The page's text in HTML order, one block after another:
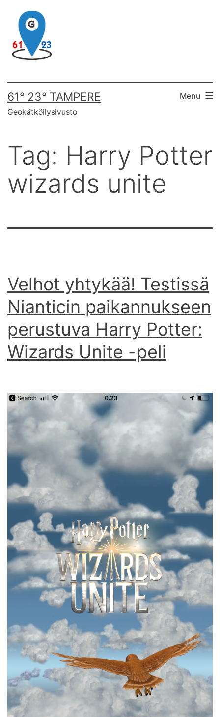
content
61° 23° TAMPERE
Geokätköilysivusto
Menu
Tag: Harry Potter
wizards unite
Velhot yhtykää! Testissä
Nianticin paikannukseen
perustuva Harry Potter:
Wizards Unite -peli